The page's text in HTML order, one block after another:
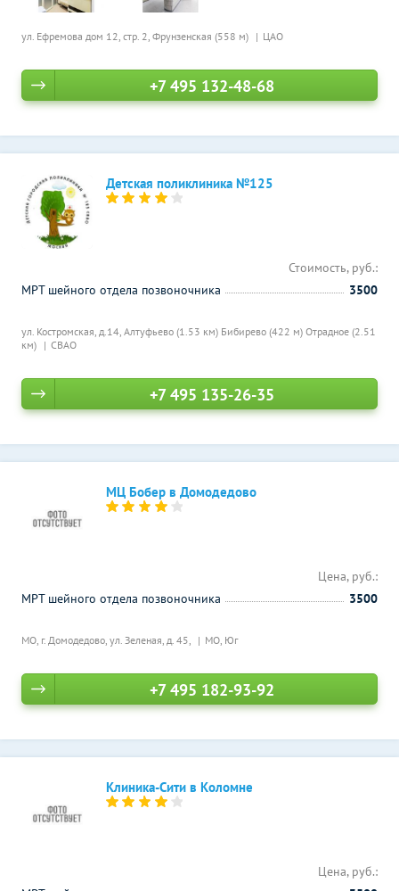
ул. Ефремова дом 12, стр. 2, Фрунзенская (558 м) ЦАО
+7 495 132-48-68
Детская поликлиника №125
ул. Костромская, д.14, Алтуфьево (1.53 км) Бибирево (422 м) Отрадное (2.51
км)
СВАО
Стоимость, руб.:
МРТ шейного отдела позвоночника
3500
+7 495 135-26-35
МЦ Бобер в Домодедово
МО, г. Домодедово, ул. Зеленая, д. 45, МО, Юг
Цена, руб.:
МРТ шейного отдела позвоночника
3500
+7 495 182-93-92
Клиника-Сити в Коломне
Цена, руб.: